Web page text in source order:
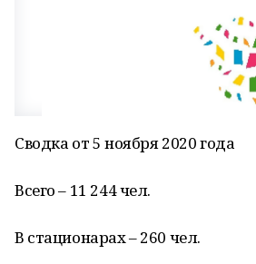
Сводка от 5 ноября 2020 года
Всего – 11 244 чел.
В стационарах – 260 чел.